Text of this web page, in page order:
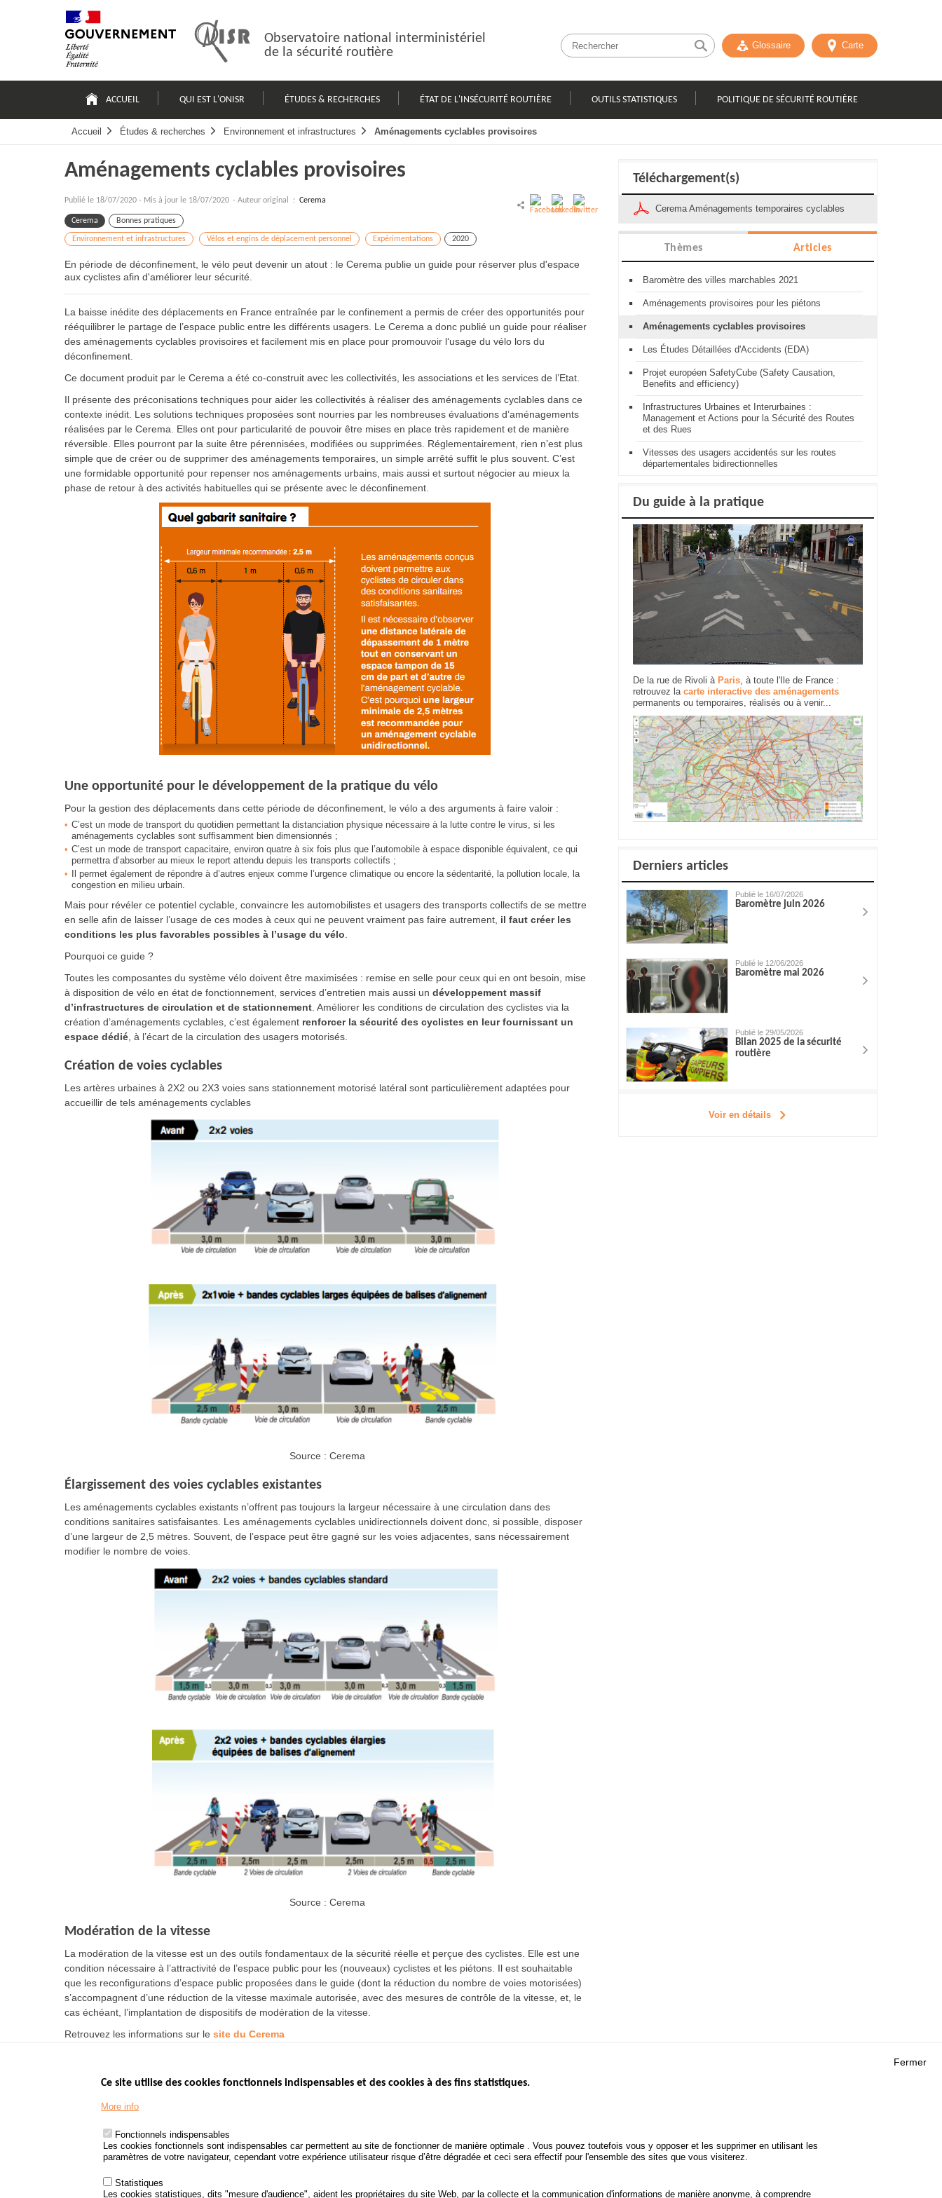
Observatoire national interministériel
de la sécurité routière
Glossaire Carte
principale
ACCUEIL QUI EST L'ONISR ÉTUDES & RECHERCHES ÉTAT DE L'INSÉCURITÉ ROUTIÈRE OUTILS STATISTIQUES POLITIQUE DE SÉCURITÉ ROUTIÈRE
Accueil Études & recherches Environnement et infrastructures Aménagements cyclables provisoires
Aménagements cyclables provisoires
Publié le 18/07/2020 - Mis à jour le 18/07/2020 - Auteur original : Cerema
Cerema Bonnes pratiques
Environnement et infrastructures Vélos et engins de déplacement personnel Expérimentations 2020
En période de déconfinement, le vélo peut devenir un atout : le Cerema publie un guide pour réserver plus d'espace
aux cyclistes afin d'améliorer leur sécurité.
La baisse inédite des déplacements en France entraînée par le confinement a permis de créer des opportunités pour
rééquilibrer le partage de l’espace public entre les différents usagers. Le Cerema a donc publié un guide pour réaliser
des aménagements cyclables provisoires et facilement mis en place pour promouvoir l‘usage du vélo lors du
déconfinement.
Ce document produit par le Cerema a été co-construit avec les collectivités, les associations et les services de l’Etat.
Il présente des préconisations techniques pour aider les collectivités à réaliser des aménagements cyclables dans ce
contexte inédit. Les solutions techniques proposées sont nourries par les nombreuses évaluations d’aménagements
réalisées par le Cerema. Elles ont pour particularité de pouvoir être mises en place très rapidement et de manière
réversible. Elles pourront par la suite être pérennisées, modifiées ou supprimées. Réglementairement, rien n’est plus
simple que de créer ou de supprimer des aménagements temporaires, un simple arrêté suffit le plus souvent. C’est
une formidable opportunité pour repenser nos aménagements urbains, mais aussi et surtout négocier au mieux la
phase de retour à des activités habituelles qui se présente avec le déconfinement.
Une opportunité pour le développement de la pratique du vélo
Pour la gestion des déplacements dans cette période de déconfinement, le vélo a des arguments à faire valoir :
C’est un mode de transport du quotidien permettant la distanciation physique nécessaire à la lutte contre le virus, si les
aménagements cyclables sont suffisamment bien dimensionnés ;
C’est un mode de transport capacitaire, environ quatre à six fois plus que l’automobile à espace disponible équivalent, ce qui
permettra d’absorber au mieux le report attendu depuis les transports collectifs ;
Il permet également de répondre à d’autres enjeux comme l’urgence climatique ou encore la sédentarité, la pollution locale, la
congestion en milieu urbain.
Mais pour révéler ce potentiel cyclable, convaincre les automobilistes et usagers des transports collectifs de se mettre
en selle afin de laisser l’usage de ces modes à ceux qui ne peuvent vraiment pas faire autrement, il faut créer les
conditions les plus favorables possibles à l’usage du vélo
Pourquoi ce guide ?
Toutes les composantes du système vélo doivent être maximisées : remise en selle pour ceux qui en ont besoin, mise
à disposition de vélo en état de fonctionnement, services d’entretien mais aussi un développement massif
d’infrastructures de circulation et de stationnement . Améliorer les conditions de circulation des cyclistes via la
création d’aménagements cyclables, c’est également renforcer la sécurité des cyclistes en leur fournissant un
espace dédié , à l’écart de la circulation des usagers motorisés.
Création de voies cyclables
Les artères urbaines à 2X2 ou 2X3 voies sans stationnement motorisé latéral sont particulièrement adaptées pour
accueillir de tels aménagements cyclables
Source : Cerema
Élargissement des voies cyclables existantes
Les aménagements cyclables existants n’offrent pas toujours la largeur nécessaire à une circulation dans des
conditions sanitaires satisfaisantes. Les aménagements cyclables unidirectionnels doivent donc, si possible, disposer
d’une largeur de 2,5 mètres. Souvent, de l’espace peut être gagné sur les voies adjacentes, sans nécessairement
modifier le nombre de voies.
Source : Cerema
Modération de la vitesse
La modération de la vitesse est un des outils fondamentaux de la sécurité réelle et perçue des cyclistes. Elle est une
condition nécessaire à l’attractivité de l’espace public pour les (nouveaux) cyclistes et les piétons. Il est souhaitable
que les reconfigurations d’espace public proposées dans le guide (dont la réduction du nombre de voies motorisées)
s’accompagnent d’une réduction de la vitesse maximale autorisée, avec des mesures de contrôle de la vitesse, et, le
cas échéant, l’implantation de dispositifs de modération de la vitesse.
Retrouvez les informations sur le site du Cerema
Téléchargement(s)
Cerema Aménagements temporaires cyclables
Thèmes Articles
Baromètre des villes marchables 2021
Aménagements provisoires pour les piétons
Aménagements cyclables provisoires
Les Études Détaillées d'Accidents (EDA)
Projet européen SafetyCube (Safety Causation,
Benefits and efficiency)
Infrastructures Urbaines et Interurbaines :
Management et Actions pour la Sécurité des Routes
et des Rues
Vitesses des usagers accidentés sur les routes
départementales bidirectionnelles
Du guide à la pratique
De la rue de Rivoli à Paris , à toute l'Ile de France :
retrouvez la carte interactive des aménagements
permanents ou temporaires, réalisés ou à venir...
Derniers articles
Publié le 16/07/2026
Baromètre juin 2026
Publié le 12/06/2026
Baromètre mai 2026
Publié le 29/05/2026
Bilan 2025 de la sécurité
routière
Voir en détails
www.legifrance.gouv.fr
www.service-public.fr
Bilan annuel des infractions
POLITIQUE DE SÉCURITÉ
ROUTIÈRE
Fermer
Ce site utilise des cookies fonctionnels indispensables et des cookies à des fins statistiques.
More info
Fonctionnels indispensables
Les cookies fonctionnels sont indispensables car permettent au site de fonctionner de manière optimale . Vous pouvez toutefois vous y opposer et les supprimer en utilisant les
paramètres de votre navigateur, cependant votre expérience utilisateur risque d’être dégradée et ceci sera effectif pour l'ensemble des sites que vous visiterez.
Statistiques
Les cookies statistiques, dits "mesure d'audience", aident les propriétaires du site Web, par la collecte et la communication d'informations de manière anonyme, à comprendre